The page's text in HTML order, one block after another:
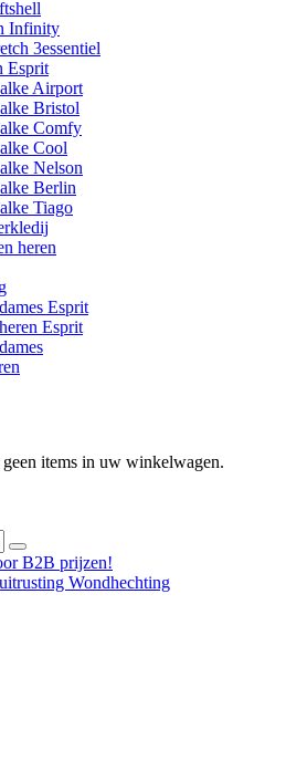
Infinity
3essentiel
Esprit
Airport
Bristol
Comfy
Cool
Nelson
Berlin
Tiago
heren
Esprit
Esprit
items in uw winkelwagen.
B2B prijzen!
Wondhechting